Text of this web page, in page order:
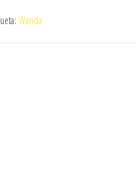
Wanda